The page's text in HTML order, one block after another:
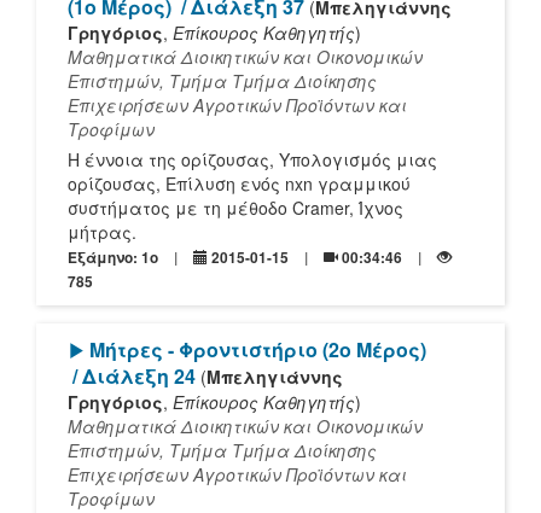
(1ο Μέρος) / Διάλεξη 37 (Μπεληγιάννης
Γρηγόριος, Επίκουρος Καθηγητής)
Μαθηματικά Διοικητικών και Οικονομικών
Επιστημών, Τμήμα Τμήμα Διοίκησης
Επιχειρήσεων Αγροτικών Προϊόντων και
Τροφίμων
Η έννοια της ορίζουσας, Υπολογισμός μιας
ορίζουσας, Επίλυση ενός nxn γραμμικού
συστήματος με τη μέθοδο Cramer, Ίχνος
μήτρας.
Εξάμηνο: 1o 2015-01-15
00:34:46
785
[Play]
Μήτρες - Φροντιστήριο (2ο Μέρος)
/ Διάλεξη 24 (Μπεληγιάννης
Γρηγόριος, Επίκουρος Καθηγητής)
Μαθηματικά Διοικητικών και Οικονομικών
Επιστημών, Τμήμα Τμήμα Διοίκησης
Επιχειρήσεων Αγροτικών Προϊόντων και
Τροφίμων